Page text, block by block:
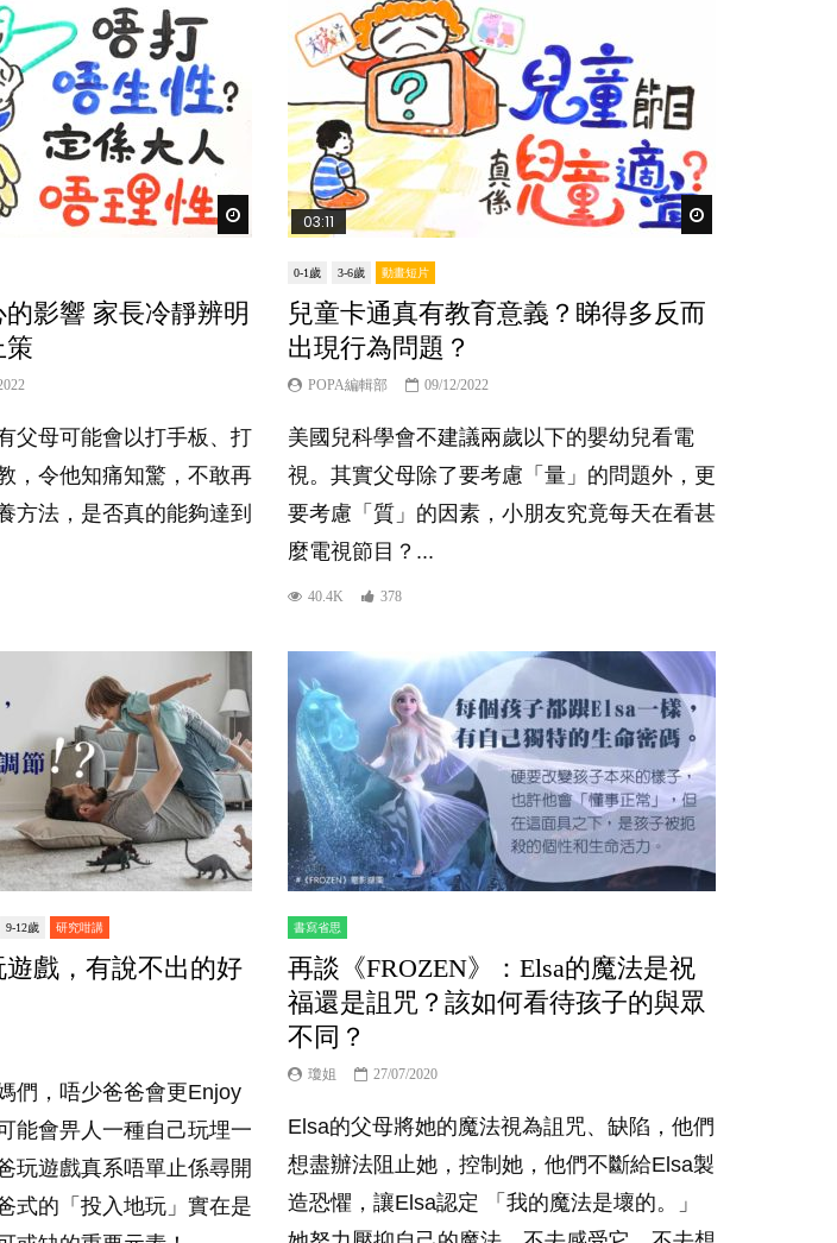
Watch Later
影響 家長冷靜辨明
策
父母可能會以打手板、打
，令他知痛知驚，不敢再
方法，是否真的能夠達到
03:11
0-1歲 3-6歲 動畫短片
兒童卡通真有教育意義？睇得多反而
出現行為問題？
POPA編輯部 09/12/2022
美國兒科學會不建議兩歲以下的嬰幼兒看電
視。其實父母除了要考慮「量」的問題外，更
要考慮「質」的因素，小朋友究竟每天在看甚
麼電視節目？...
40.4K 378
9-12歲 研究咁講
戲，有說不出的好
們，唔少爸爸會更Enjoy
能會畀人一種自己玩埋一
玩遊戲真系唔單止係尋開
式的「投入地玩」實在是
書寫省思
再談《FROZEN》：Elsa的魔法是祝
福還是詛咒？該如何看待孩子的與眾
不同？
瓊姐 27/07/2020
Elsa的父母將她的魔法視為詛咒、缺陷，他們
想盡辦法阻止她，控制她，他們不斷給Elsa製
造恐懼，讓Elsa認定 「我的魔法是壞的。」